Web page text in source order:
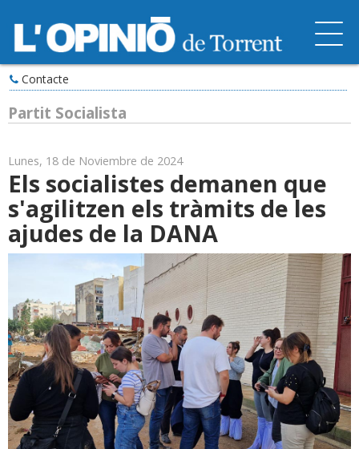
Contacte
Partit Socialista
Lunes, 18 de Noviembre de 2024
Els socialistes demanen que
s'agilitzen els tràmits de les
ajudes de la DANA